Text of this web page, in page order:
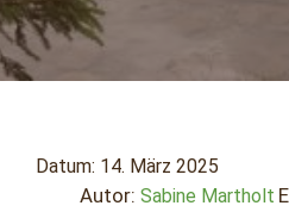
Datum: 14. März 2025
Autor: Sabine Martholt